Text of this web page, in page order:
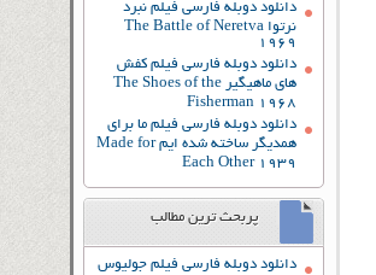
دانلود دوبله فارسی فیلم نبرد
نرتوا The Battle of Neretva
1969
دانلود دوبله فارسی فیلم کفش
های ماهیگیر The Shoes of the
Fisherman 1968
دانلود دوبله فارسی فیلم ما برای
همدیگر ساخته شده ایم Made for
Each Other 1939
پربحث ترین مطالب
دانلود دوبله فارسی فیلم جولیوس